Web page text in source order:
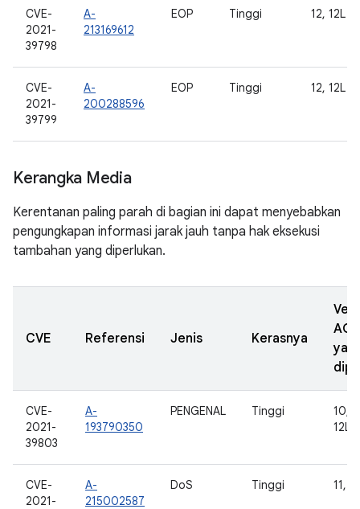
CVE-
2021-
39798
A-
213169612
EOP Tinggi 12, 12L
CVE-
2021-
39799
A-
200288596
EOP Tinggi 12, 12L
Kerangka Media
Kerentanan paling parah di bagian ini dapat menyebabkan
pengungkapan informasi jarak jauh tanpa hak eksekusi
tambahan yang diperlukan.
CVE Referensi Jenis Kerasnya
CVE-
2021-
39803
A-
193790350
PENGENAL Tinggi
10,
12L
CVE-
2021-
A-
215002587
DoS Tinggi 11,